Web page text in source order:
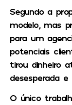
Segundo a
modelo, mas
para um
potenciais
tirou dinheiro
desesperada e
O único